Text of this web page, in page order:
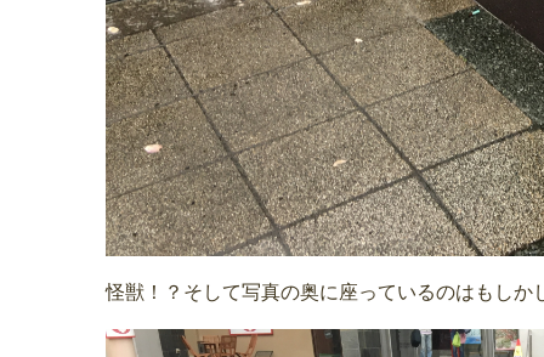
怪獣！？そして写真の奥に座っているのはもし